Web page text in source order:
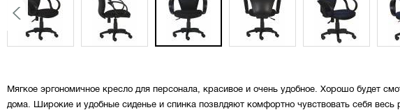
Мягкое эргономичное кресло для персонала, красивое и очень удобное. Хорошо будет
дома. Широкие и удобные сиденье и спинка позвлдяют комфортно чувствовать себя